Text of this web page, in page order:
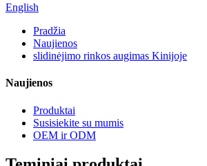
English
Pradžia
Naujienos
slidinėjimo rinkos augimas Kinijoje
Naujienos
Produktai
Susisiekite su mumis
OEM ir ODM